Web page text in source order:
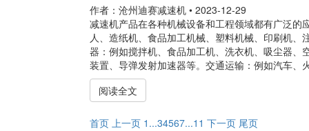
作者：沧州迪赛减速机 • 2023-12-29
减速机产品在各种机械设备和工程领域都有广泛
人、造纸机、食品加工机械、塑料机械、印刷机
器：例如搅拌机、食品加工机、洗衣机、吸尘器
装置、导弹发射加速器等。交通运输：例如汽车
阅读全文
首页 上一页 1 ...34567...11 下一页 尾页